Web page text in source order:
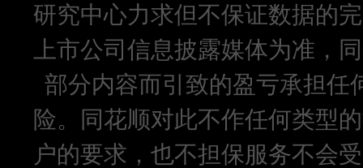
研究中心力求但不保证数据的
上市公司信息披露媒体为准，
部分内容而引致的盈亏承担任
险。同花顺对此不作任何类型
户的要求，也不担保服务不会